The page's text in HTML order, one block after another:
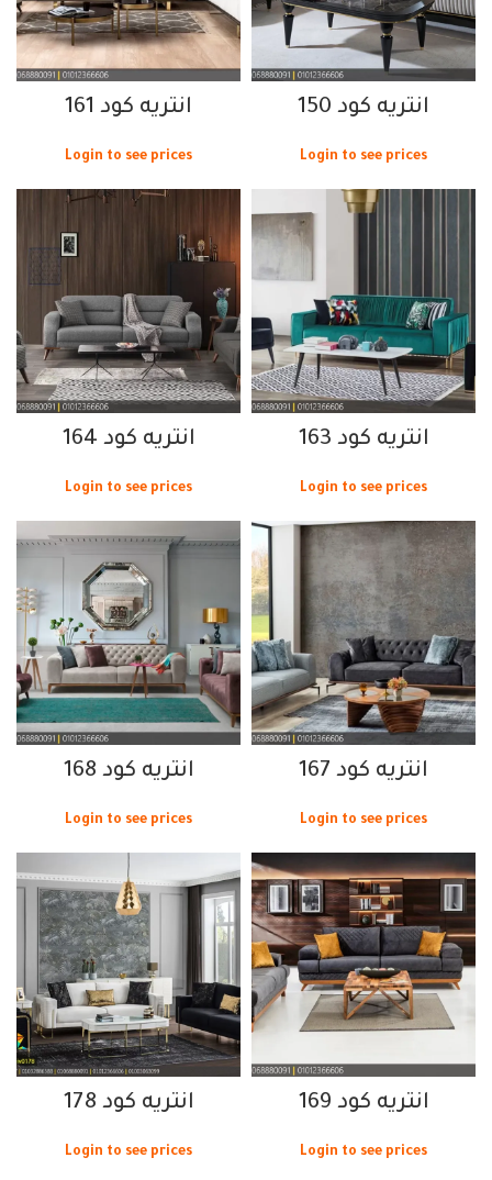
انتريه كود 150
Login to see prices
انتريه كود 161
Login to see prices
انتريه كود 163
Login to see prices
انتريه كود 164
Login to see prices
انتريه كود 167
Login to see prices
انتريه كود 168
Login to see prices
انتريه كود 169
Login to see prices
انتريه كود 178
Login to see prices